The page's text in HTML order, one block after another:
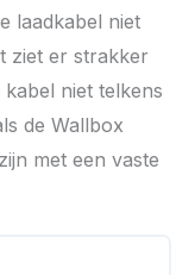
laadkabel niet
ziet er strakker
niet telkens
de Wallbox
met een vaste